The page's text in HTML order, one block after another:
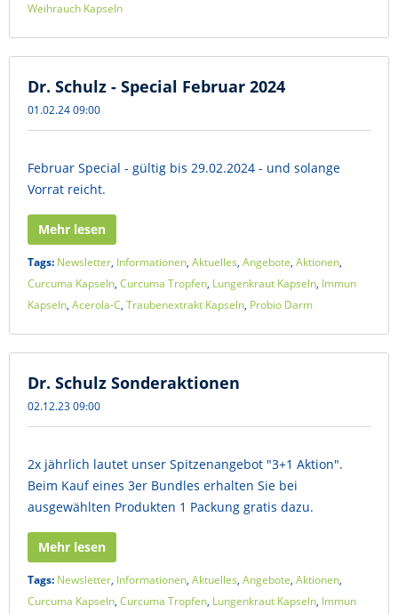
Weihrauch Kapseln
Dr. Schulz - Special Februar 2024
01.02.24 09:00
Februar Special - gültig bis 29.02.2024 - und solange
Vorrat reicht.
Mehr lesen
Tags: Newsletter, Informationen, Aktuelles, Angebote, Aktionen,
Curcuma Kapseln, Curcuma Tropfen, Lungenkraut Kapseln, Immun
Kapseln, Acerola-C, Traubenextrakt Kapseln, Probio Darm
Dr. Schulz Sonderaktionen
02.12.23 09:00
2x jährlich lautet unser Spitzenangebot "3+1 Aktion".
Beim Kauf eines 3er Bundles erhalten Sie bei
ausgewählten Produkten 1 Packung gratis dazu.
Mehr lesen
Tags: Newsletter, Informationen, Aktuelles, Angebote, Aktionen,
Curcuma Kapseln, Curcuma Tropfen, Lungenkraut Kapseln, Immun